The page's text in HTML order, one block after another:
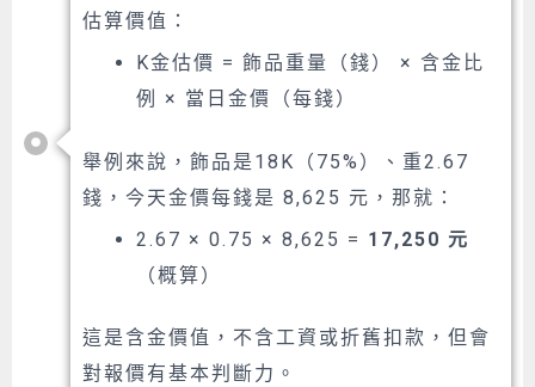
估算價值：
K金估價 = 飾品重量（錢） × 含金比
例 × 當日金價（每錢）
舉例來說，飾品是18K（75%）、重2.67
錢，今天金價每錢是 8,625 元，那就：
2.67 × 0.75 × 8,625 = 17,250 元
（概算）
這是含金價值，不含工資或折舊扣款，但會
對報價有基本判斷力。